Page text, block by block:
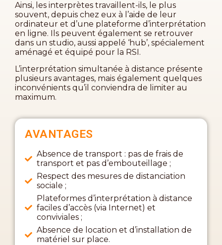
Ainsi, les interprètes travaillent-ils, le plus
souvent, depuis chez eux à l’aide de leur
ordinateur et d’une plateforme d’interprétation
en ligne. Ils peuvent également se retrouver
dans un studio, aussi appelé ‘hub’, spécialement
aménagé et équipé pour la RSI.
L’interprétation simultanée à distance présente
plusieurs avantages, mais également quelques
inconvénients qu’il conviendra de limiter au
maximum.
AVANTAGES
Absence de transport : pas de frais de
transport et pas d’embouteillage ;
Respect des mesures de distanciation
sociale ;
Plateformes d’interprétation à distance
faciles d’accès (via Internet) et
conviviales ;
Absence de location et d’installation de
matériel sur place.